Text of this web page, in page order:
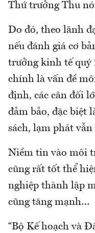
Thứ trưởng Thu
Do đó, theo lãnh
nếu đánh giá cơ
trưởng kinh tế quý
chính là vấn đề
định, các cân đối
đảm bảo, đặc biệt
sách, lạm phát
Niềm tin vào môi
cũng rất tốt thể
nghiệp thành lập
cũng tăng mạnh…
“Bộ Kế hoạch và